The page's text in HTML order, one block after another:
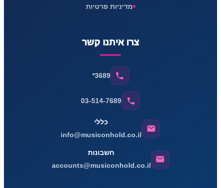
מדיניות פרטיות
צרו איתנו קשר
*3689
03-514-7689
כללי
info@musiconhold.co.il
חשבונות
accounts@musiconhold.co.il